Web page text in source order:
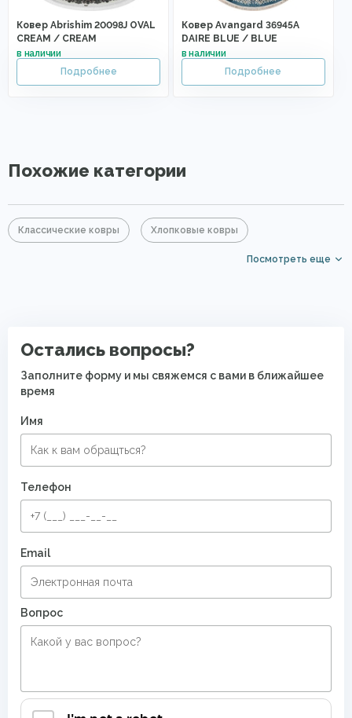
Ковер Abrishim 20098J OVAL
CREAM / CREAM
Ковер Avangard 36945A
DAIRE BLUE / BLUE
Похожие категории
Классические ковры Хлопковые ковры
Круглые ковры
Посмотреть еще
Остались вопросы?
Заполните форму и мы свяжемся с вами в ближайшее
время
Имя
Телефон
Email
Вопрос